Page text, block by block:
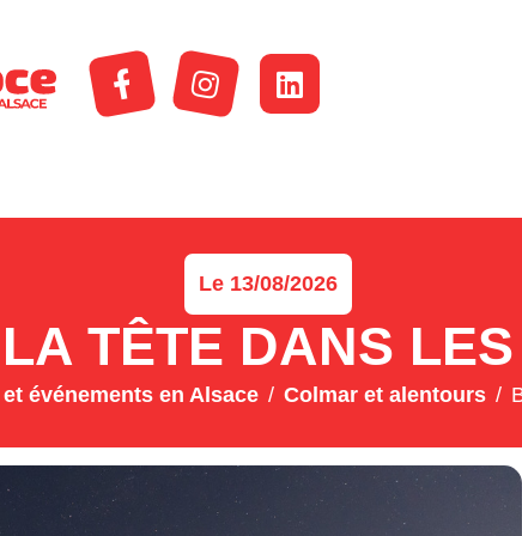
Le 13/08/2026
TÊTE DANS
événements en Alsace Colmar et alentours